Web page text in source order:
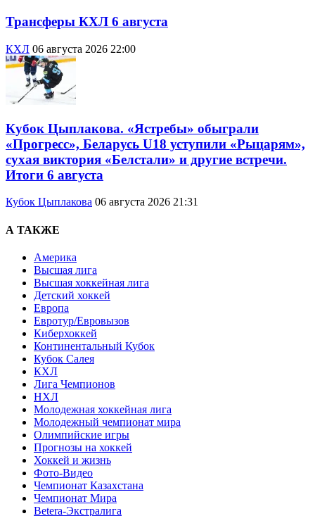
Трансферы КХЛ 6 августа
КХЛ 06 августа 2026 22:00
Кубок Цыплакова. «Ястребы» обыграли
«Прогресс», Беларусь U18 уступили «Рыцарям»,
сухая виктория «Белстали» и другие встречи.
Итоги 6 августа
Кубок Цыплакова 06 августа 2026 21:31
А ТАКЖЕ
Америка
Высшая лига
Высшая хоккейная лига
Детский хоккей
Европа
Евротур/Евровызов
Киберхоккей
Континентальный Кубок
Кубок Салея
КХЛ
Лига Чемпионов
НХЛ
Молодежная хоккейная лига
Молодежный чемпионат мира
Олимпийские игры
Прогнозы на хоккей
Хоккей и жизнь
Фото-Видео
Чемпионат Казахстана
Чемпионат Мира
Betera-Экстралига